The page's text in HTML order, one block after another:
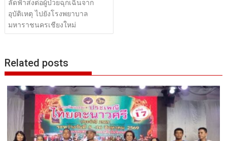
เรื่อง
ลัดฟ้าส่งต่อผู้ป่วยฉุกเฉินจาก
อุบัติเหตุ ไปยังโรงพยาบาล
มหาราชนครเชียงใหม่
Related posts